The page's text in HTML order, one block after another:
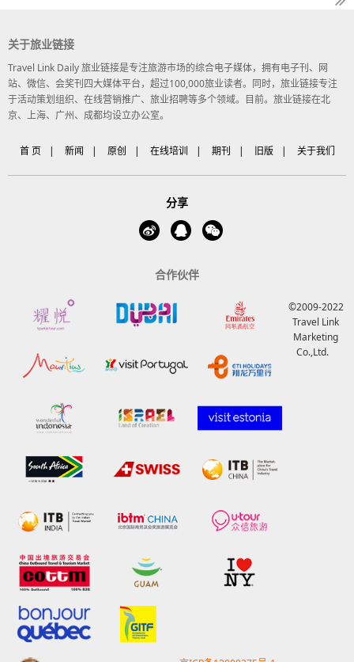
关于旅业链接
Travel Link Daily 旅业链接是专注旅游市场的综合电子媒体，拥有电子刊、网
站、微信、会奖刊四大媒体平台，超过100,000旅业读者。同时，旅业链接专注
于活动策划组织、在线营销推广、旅业招聘等多个领域。目前。旅业链接在北
京、上海、广州、成都均设立办公室。
首 页 | 新闻 | 原创 | 在线培训 | 期刊 | 旧版 | 关于我们
分享
合作伙伴
©2009-2022
Travel Link
Marketing
Co.,Ltd.